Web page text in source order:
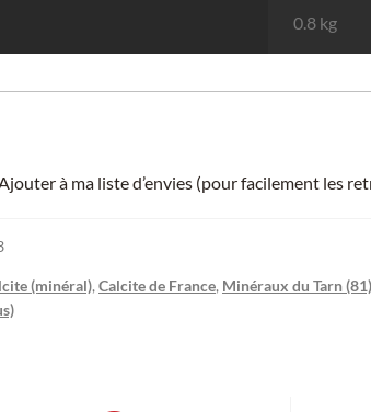
0.8 kg
à ma liste d’envies (pour facilement les
(minéral), Calcite de France, Minéraux du Tarn (81)